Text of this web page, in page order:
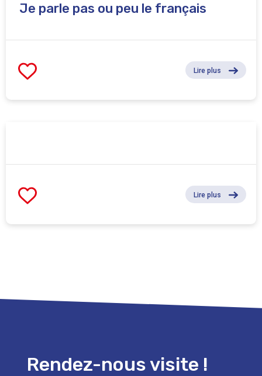
Je parle pas ou peu le français
Lire plus
Lire plus
Rendez-nous visite !